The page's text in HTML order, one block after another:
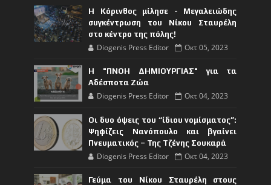
Η Κόρινθος μίλησε - Μεγαλειώδης
συγκέντρωση του Νίκου Σταυρέλη
στο κέντρο της πόλης!
Diogenis Press Editor Οκτ 05, 2023
Η "ΠΝΟΗ ΔΗΜΙΟΥΡΓΙΑΣ" για τα
Αδέσποτα Ζώα
Diogenis Press Editor Οκτ 04, 2023
Οι δυο όψεις του “ίδιου νομίσματος”:
Ψηφίζεις Νανόπουλο και βγαίνει
Πνευματικός – Της Τζένης Σουκαρά
Diogenis Press Editor Οκτ 04, 2023
Γεύμα του Νίκου Σταυρέλη στους